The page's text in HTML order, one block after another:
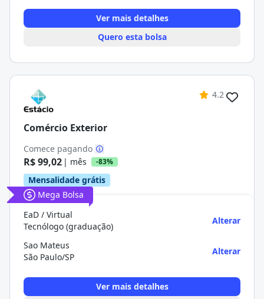
Ver mais detalhes
Quero esta bolsa
4.2
Comércio Exterior
Comece pagando
R$ 99,02 | mês -83%
Mensalidade grátis
Mega Bolsa
EaD / Virtual
Tecnólogo (graduação)
Alterar
Sao Mateus
São Paulo/SP
Alterar
Ver mais detalhes